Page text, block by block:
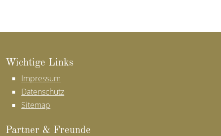
Wich­ti­ge Links
Impressum
Datenschutz
Sitemap
Part­ner & Freun­de